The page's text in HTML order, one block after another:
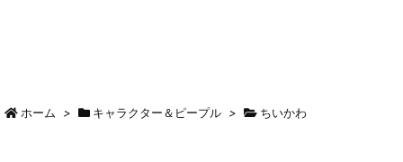
ホーム > キャラクター＆ピープル > ちいかわ